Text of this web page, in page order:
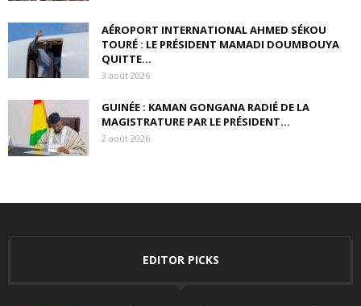
AÉROPORT INTERNATIONAL AHMED SÉKOU
TOURÉ : LE PRÉSIDENT MAMADI DOUMBOUYA
QUITTE...
3 août 2026
GUINÉE : KAMAN GONGANA RADIÉ DE LA
MAGISTRATURE PAR LE PRÉSIDENT...
2 août 2026
EDITOR PICKS